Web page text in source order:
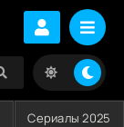
Сериалы 2025